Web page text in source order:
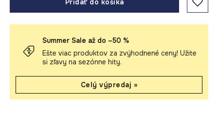
Pridať do košíka
Summer Sale až do –50 %
Ešte viac produktov za zvýhodnené ceny! Užite
si zľavy na sezónne hity.
Celý výpredaj »